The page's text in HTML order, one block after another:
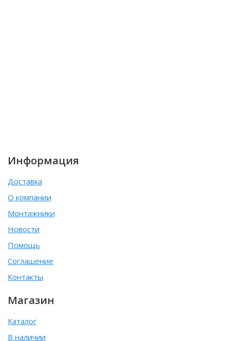
Информация
Доставка
О компании
Монтажники
Новости
Помощь
Соглашение
Контакты
Магазин
Каталог
В наличии